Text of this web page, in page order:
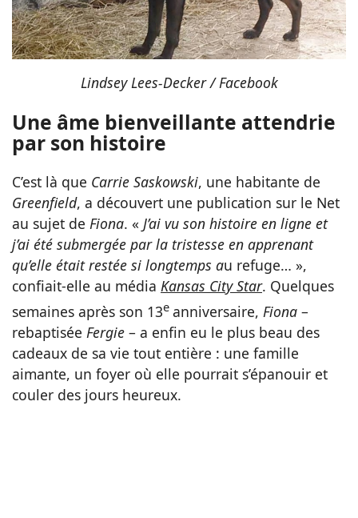
Lindsey Lees-Decker / Facebook
Une âme bienveillante attendrie
par son histoire
C’est là que Carrie Saskowski, une habitante de
Greenfield, a découvert une publication sur le Net
au sujet de Fiona. « J’ai vu son histoire en ligne et
j’ai été submergée par la tristesse en apprenant
qu’elle était restée si longtemps au refuge… »,
confiait-elle au média Kansas City Star. Quelques
semaines après son 13e anniversaire, Fiona –
rebaptisée Fergie – a enfin eu le plus beau des
cadeaux de sa vie tout entière : une famille
aimante, un foyer où elle pourrait s’épanouir et
couler des jours heureux.